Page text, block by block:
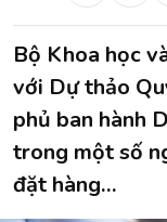
Bộ Khoa học
với Dự thảo
phủ ban hành
trong một số
đặt hàng…